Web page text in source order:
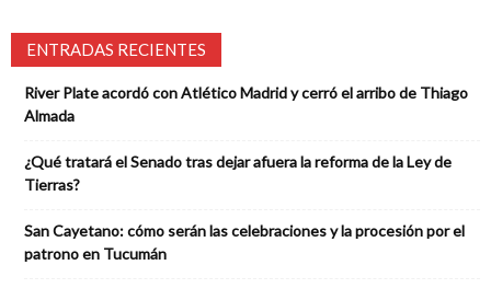
ENTRADAS RECIENTES
River Plate acordó con Atlético Madrid y cerró el arribo de Thiago
Almada
¿Qué tratará el Senado tras dejar afuera la reforma de la Ley de
Tierras?
San Cayetano: cómo serán las celebraciones y la procesión por el
patrono en Tucumán